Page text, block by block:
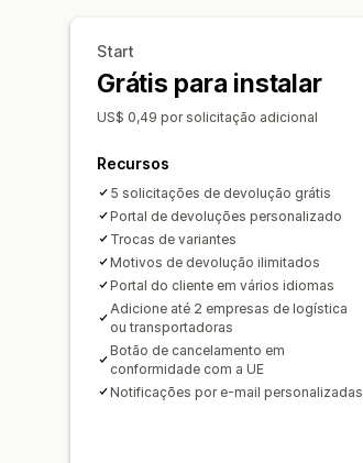
Start
Grátis para instalar
US$ 0,49 por solicitação adicional
Recursos
5 solicitações de devolução grátis
Portal de devoluções personalizado
Trocas de variantes
Motivos de devolução ilimitados
Portal do cliente em vários idiomas
Adicione até 2 empresas de logística
ou transportadoras
Botão de cancelamento em
conformidade com a UE
Notificações por e-mail personalizadas